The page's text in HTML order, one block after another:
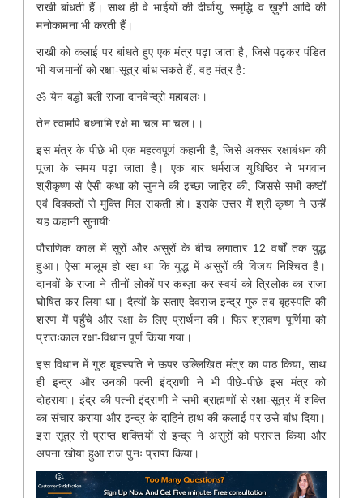
राखी बांधती हैं। साथ ही वे भाईयों की दीर्घायु, समृद्धि व ख़ुशी आदि की
मनोकामना भी करती हैं।
राखी को कलाई पर बांधते हुए एक मंत्र पढ़ा जाता है, जिसे पढ़कर पंडित
भी यजमानों को रक्षा-सूत्र बांध सकते हैं, वह मंत्र है:
ॐ येन बद्धो बली राजा दानवेन्द्रो महाबलः।
तेन त्वामपि बध्नामि रक्षे मा चल मा चल।।
इस मंत्र के पीछे भी एक महत्वपूर्ण कहानी है, जिसे अक्सर रक्षाबंधन की
पूजा के समय पढ़ा जाता है। एक बार धर्मराज युधिष्ठिर ने भगवान
श्रीकृष्ण से ऐसी कथा को सुनने की इच्छा जाहिर की, जिससे सभी कष्टों
एवं दिक्कतों से मुक्ति मिल सकती हो। इसके उत्तर में श्री कृष्ण ने उन्हें
यह कहानी सुनायी:
पौराणिक काल में सुरों और असुरों के बीच लगातार 12 वर्षों तक युद्ध
हुआ। ऐसा मालूम हो रहा था कि युद्ध में असुरों की विजय निश्चित है।
दानवों के राजा ने तीनों लोकों पर कब्ज़ा कर स्वयं को त्रिलोक का राजा
घोषित कर लिया था। दैत्यों के सताए देवराज इन्द्र गुरु तब बृहस्पति की
शरण में पहुँचे और रक्षा के लिए प्रार्थना की। फिर श्रावण पूर्णिमा को
प्रातःकाल रक्षा-विधान पूर्ण किया गया।
इस विधान में गुरु बृहस्पति ने ऊपर उल्लिखित मंत्र का पाठ किया; साथ
ही इन्द्र और उनकी पत्नी इंद्राणी ने भी पीछे-पीछे इस मंत्र को
दोहराया। इंद्र की पत्नी इंद्राणी ने सभी ब्राह्मणों से रक्षा-सूत्र में शक्ति
का संचार कराया और इन्द्र के दाहिने हाथ की कलाई पर उसे बांध दिया।
इस सूत्र से प्राप्त शक्तियों से इन्द्र ने असुरों को परास्त किया और
अपना खोया हुआ राज पुनः प्राप्त किया।